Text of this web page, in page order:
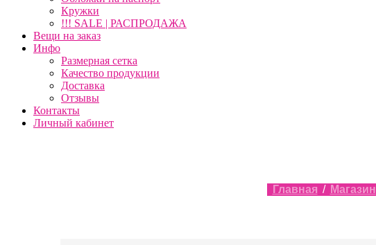
Кружки
!!! SALE | РАСПРОДАЖА
Вещи на заказ
Инфо
Размерная сетка
Качество продукции
Доставка
Отзывы
Контакты
Личный кабинет
Главная / Магазин